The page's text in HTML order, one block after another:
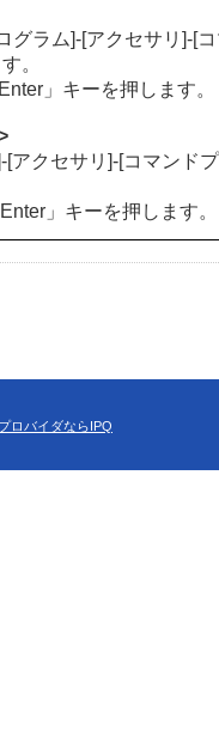
グラム]-[アクセサリ]-[
。
」キーを押します。
[アクセサリ]-[コマンド
」キーを押します。
ロバイダならIPQ